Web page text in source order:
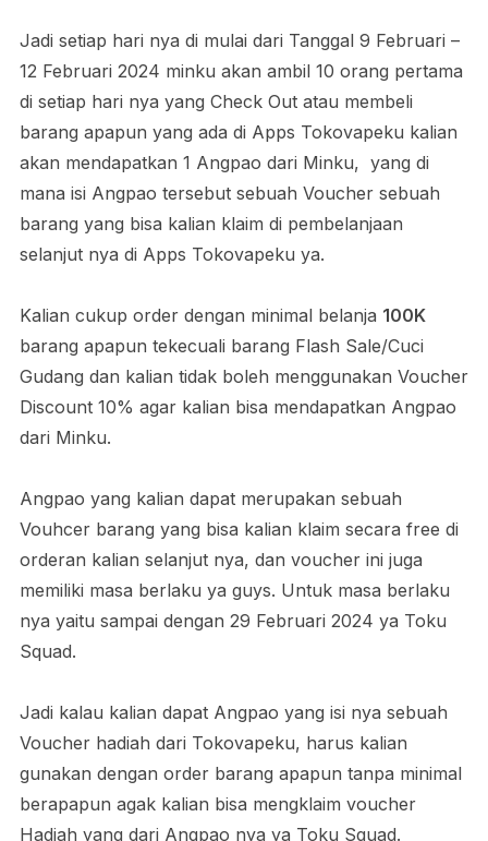
Jadi setiap hari nya di mulai dari Tanggal 9 Februari –
12 Februari 2024 minku akan ambil 10 orang pertama
di setiap hari nya yang Check Out atau membeli
barang apapun yang ada di Apps Tokovapeku kalian
akan mendapatkan 1 Angpao dari Minku, yang di
mana isi Angpao tersebut sebuah Voucher sebuah
barang yang bisa kalian klaim di pembelanjaan
selanjut nya di Apps Tokovapeku ya.
Kalian cukup order dengan minimal belanja 100K
barang apapun tekecuali barang Flash Sale/Cuci
Gudang dan kalian tidak boleh menggunakan Voucher
Discount 10% agar kalian bisa mendapatkan Angpao
dari Minku.
Angpao yang kalian dapat merupakan sebuah
Vouhcer barang yang bisa kalian klaim secara free di
orderan kalian selanjut nya, dan voucher ini juga
memiliki masa berlaku ya guys. Untuk masa berlaku
nya yaitu sampai dengan 29 Februari 2024 ya Toku
Squad.
Jadi kalau kalian dapat Angpao yang isi nya sebuah
Voucher hadiah dari Tokovapeku, harus kalian
gunakan dengan order barang apapun tanpa minimal
berapapun agak kalian bisa mengklaim voucher
Hadiah yang dari Angpao nya ya Toku Squad.